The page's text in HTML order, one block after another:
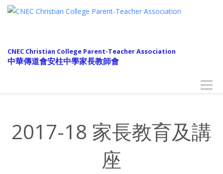
CNEC Christian College Parent-Teacher Association
中華傳道會安柱中學家長教師會
Toggle
2017-18 家長教育及講
座